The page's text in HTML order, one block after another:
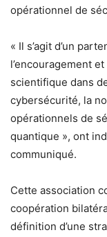
opérationnel de
« Il s’agit d’un
l’encouragement
scientifique dans
cybersécurité, la
opérationnels de
quantique », ont
communiqué.
Cette association
coopération
définition d’une